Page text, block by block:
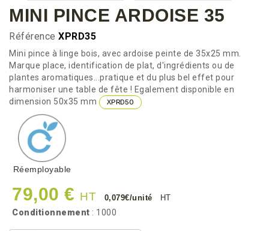
MINI PINCE ARDOISE 35
Référence XPRD35
Mini pince à linge bois, avec ardoise peinte de 35x25 mm.
Marque place, identification de plat, d'ingrédients ou de
plantes aromatiques...pratique et du plus bel effet pour
harmoniser une table de fête ! Egalement disponible en
dimension 50x35 mm
XPRD50
Réemployable
79,00 € HT 0,079€/unité HT
Conditionnement : 1000